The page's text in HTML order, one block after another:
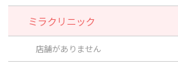
ミラクリニック
店舗がありません